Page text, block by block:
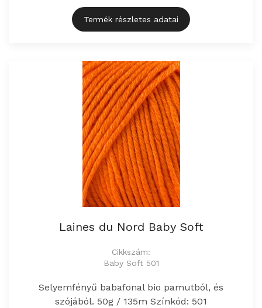
Termék részletes adatai
Laines du Nord Baby Soft
Cikkszám:
Baby Soft 501
Selyemfényű babafonal bio pamutból, és
szójából. 50g / 135m Színkód: 501